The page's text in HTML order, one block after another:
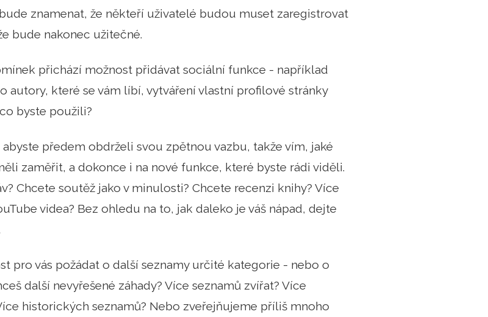
znamenat, že někteří uživatelé budou muset zaregistrovat
bude nakonec užitečné.
přichází možnost přidávat sociální funkce - například
autory, které se vám líbí, vytváření vlastní profilové stránky
byste použili?
předem obdrželi svou zpětnou vazbu, takže vím, jaké
zaměřit, a dokonce i na nové funkce, které byste rádi viděli.
Chcete soutěž jako v minulosti? Chcete recenzi knihy? Více
videa? Bez ohledu na to, jak daleko je váš nápad, dejte
pro vás požádat o další seznamy určité kategorie - nebo o
další nevyřešené záhady? Více seznamů zvířat? Více
historických seznamů? Nebo zveřejňujeme příliš mnoho